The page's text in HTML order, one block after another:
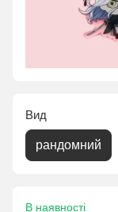
Вид
рандомний
В наявності